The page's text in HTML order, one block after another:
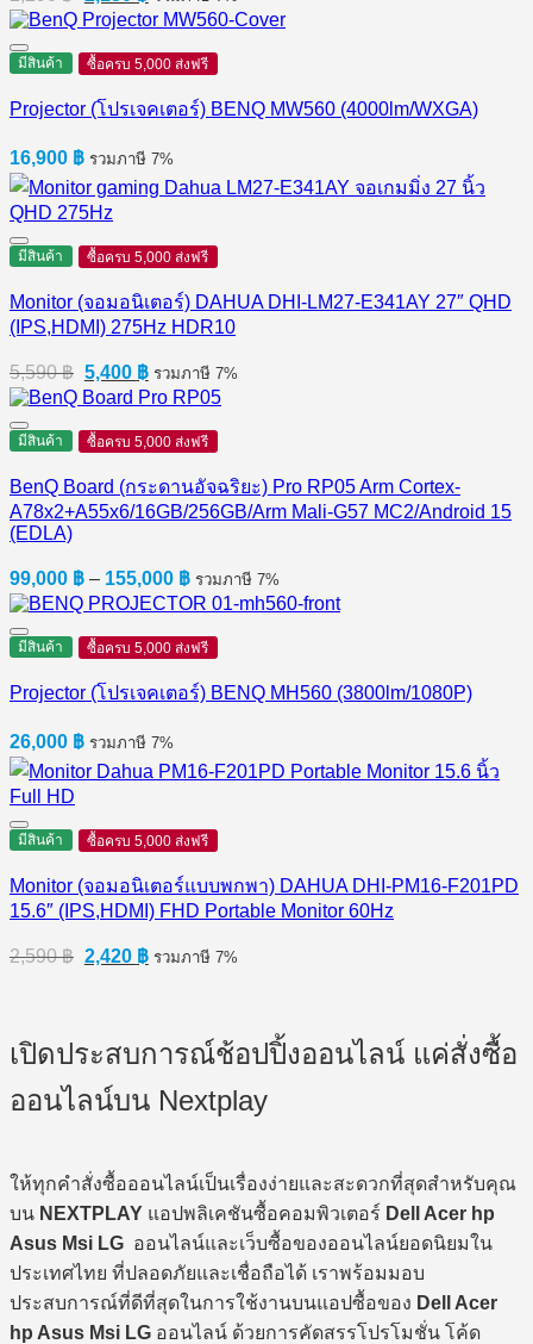
price
was:
2,290 ฿.
price
is:
2,130 ฿.
มีสินค้า ซื้อครบ 5,000 ส่งฟรี
Projector (โปรเจคเตอร์) BENQ MW560 (4000lm/WXGA)
16,900 ฿ รวมภาษี 7%
มีสินค้า ซื้อครบ 5,000 ส่งฟรี
Monitor (จอมอนิเตอร์) DAHUA DHI-LM27-E341AY 27″ QHD
(IPS,HDMI) 275Hz HDR10
5,590฿ Original
price
was:
5,590 ฿.
5,400 ฿Current
price
is:
5,400 ฿.
รวมภาษี 7%
มีสินค้า ซื้อครบ 5,000 ส่งฟรี
BenQ Board (กระดานอัจฉริยะ) Pro RP05 Arm Cortex-
A78x2+A55x6/16GB/256GB/Arm Mali-G57 MC2/Android 15
(EDLA)
99,000 ฿ – 155,000 ฿Price
range:
through
รวมภาษี 7%
มีสินค้า ซื้อครบ 5,000 ส่งฟรี
Projector (โปรเจคเตอร์) BENQ MH560 (3800lm/1080P)
26,000 ฿ รวมภาษี 7%
มีสินค้า ซื้อครบ 5,000 ส่งฟรี
Monitor (จอมอนิเตอร์แบบพกพา) DAHUA DHI-PM16-F201PD
15.6″ (IPS,HDMI) FHD Portable Monitor 60Hz
2,590฿ Original
price
2,420 ฿Current
price
รวมภาษี 7%
เปิดประสบการณ์ช้อปปิ้งออนไลน์ แค่สั่งซื้อ
ออนไลน์บน Nextplay
ให้ทุกคำสั่งซื้อออนไลน์เป็นเรื่องง่ายและสะดวกที่สุดสำหรับคุณ
บน NEXTPLAY แอปพลิเคชันซื้อคอมพิวเตอร์ Dell Acer hp
Asus Msi LG ออนไลน์และเว็บซื้อของออนไลน์ยอดนิยมใน
ประเทศไทย ที่ปลอดภัยและเชื่อถือได้ เราพร้อมมอบ
ประสบการณ์ที่ดีที่สุดในการใช้งานบนแอปซื้อของ Dell Acer
hp Asus Msi LG ออนไลน์ ด้วยการคัดสรรโปรโมชั่น โค้ด